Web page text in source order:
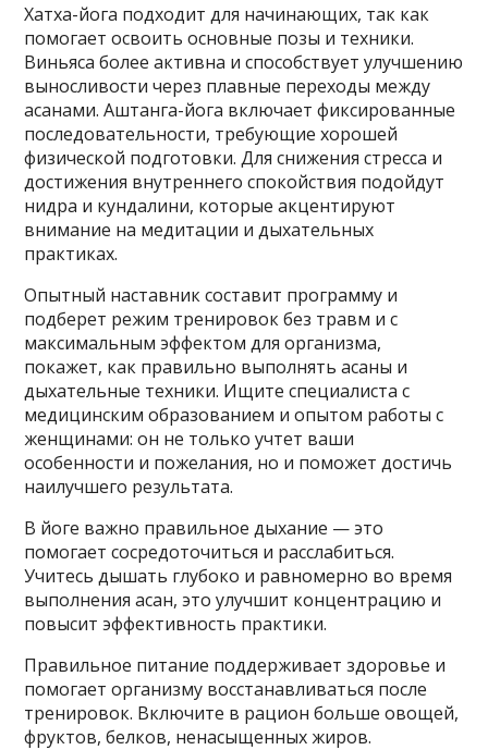
Хатха-йога подходит для начинающих, так как
помогает освоить основные позы и техники.
Виньяса более активна и способствует улучшению
выносливости через плавные переходы между
асанами. Аштанга-йога включает фиксированные
последовательности, требующие хорошей
физической подготовки. Для снижения стресса и
достижения внутреннего спокойствия подойдут
нидра и кундалини, которые акцентируют
внимание на медитации и дыхательных
практиках.
Опытный наставник составит программу и
подберет режим тренировок без травм и с
максимальным эффектом для организма,
покажет, как правильно выполнять асаны и
дыхательные техники. Ищите специалиста с
медицинским образованием и опытом работы с
женщинами: он не только учтет ваши
особенности и пожелания, но и поможет достичь
наилучшего результата.
В йоге важно правильное дыхание — это
помогает сосредоточиться и расслабиться.
Учитесь дышать глубоко и равномерно во время
выполнения асан, это улучшит концентрацию и
повысит эффективность практики.
Правильное питание поддерживает здоровье и
помогает организму восстанавливаться после
тренировок. Включите в рацион больше овощей,
фруктов, белков, ненасыщенных жиров.